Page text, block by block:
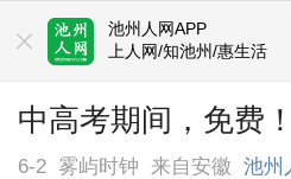
池州人网APP
上人网/知池州/惠生活
中高考期间，免费！
6-2 雾屿时钟 来自安徽 池州